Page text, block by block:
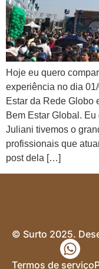
Hoje eu quero
experiência no dia
Estar da Rede Globo
Bem Estar Global.
Juliani tivemos o
profissionais que
post dela […]
© Surto 2025.
Termos de serviço